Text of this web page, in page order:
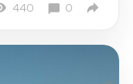
440 0